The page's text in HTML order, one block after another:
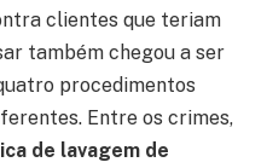
clientes que teriam
também chegou a ser
procedimentos
Entre os crimes,
de lavagem de